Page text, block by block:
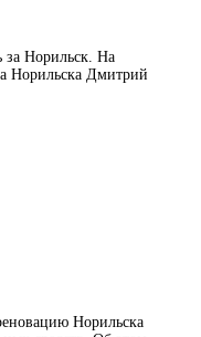
за Норильск. На
Норильска Дмитрий
Норильска